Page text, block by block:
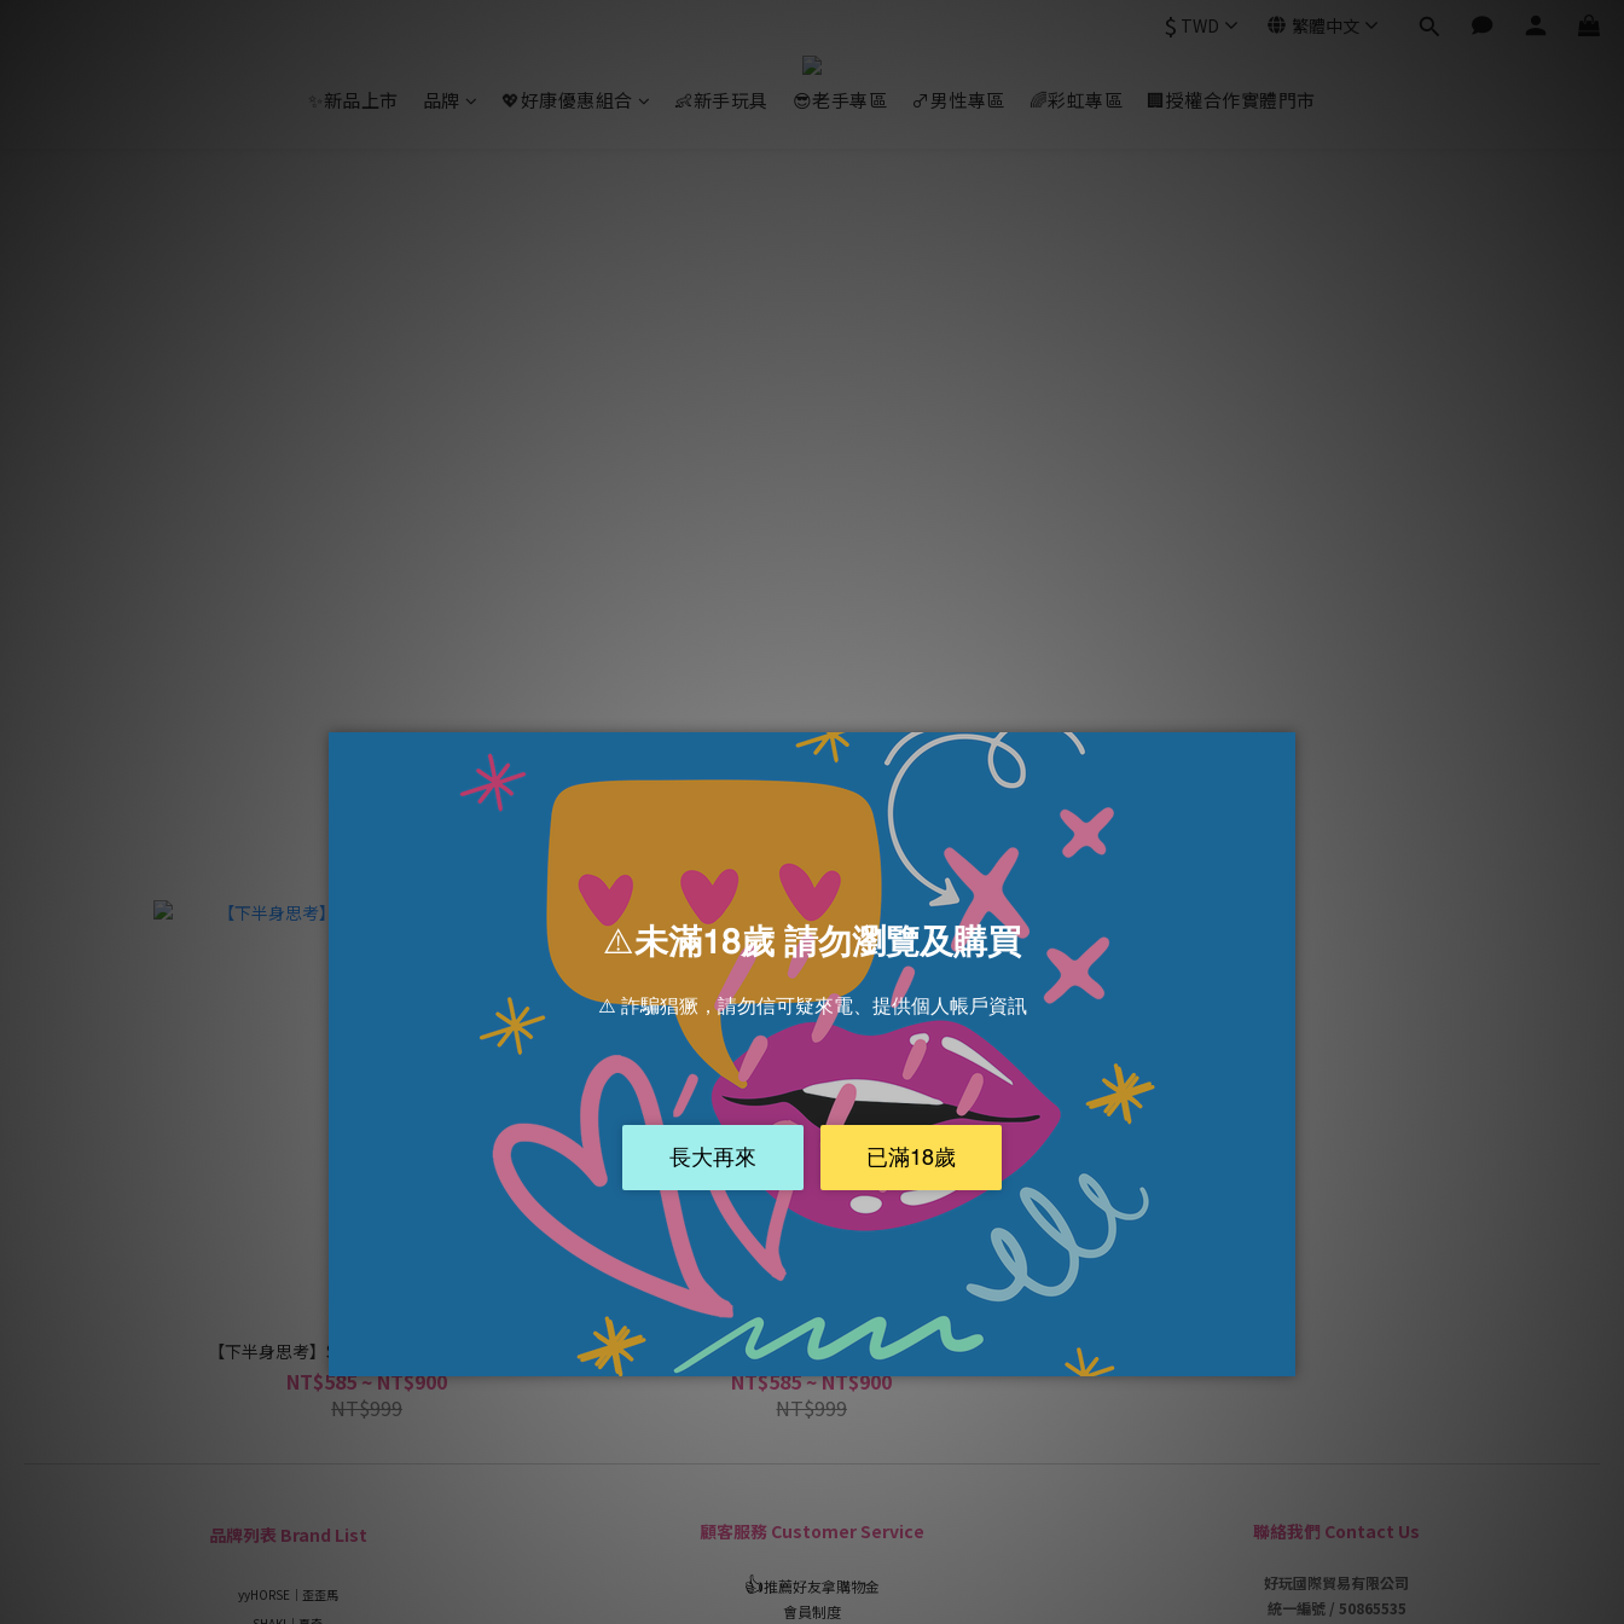
$ TWD 繁體中文
✨新品上市 品牌 💖好康優惠組合 👶新手玩具 😎老手專區 ♂️男性專區 🌈彩虹專區 🏢授權合作實體門市
【下半身思考】SHAKI夏奇｜叉進去精尻杯
NT$585 ~ NT$900
NT$999
【下半身思考】SHAKI夏奇｜哦耶精尻杯
NT$585 ~ NT$900
NT$999
品牌列表 Brand List
yyHORSE｜歪歪馬
顧客服務 Customer Service
👍推薦好友拿購物金
會員制度
聯絡我們 Contact Us
好玩國際貿易有限公司
統一編號 / 50865535